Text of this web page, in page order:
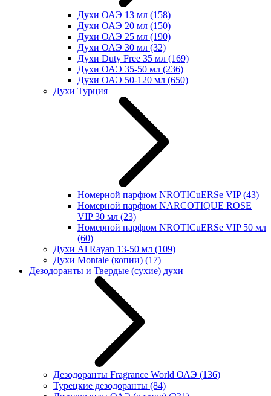
Духи ОАЭ 13 мл (158)
Духи ОАЭ 20 мл (150)
Духи ОАЭ 25 мл (190)
Духи ОАЭ 30 мл (32)
Духи Duty Free 35 мл (169)
Духи ОАЭ 35-50 мл (236)
Духи ОАЭ 50-120 мл (650)
Духи Турция
Номерной парфюм NROTICuERSe VIP(43)
Номерной парфюм NARCOTIQUE ROSE
VIP 30 мл (23)
Номерной парфюм NROTICuERSe VIP 50 мл
(60)
Духи Al Rayan 13-50 мл (109)
Духи Montale (копии) (17)
Дезодоранты и Твердые (сухие) духи
Дезодоранты Fragrance World ОАЭ (136)
Турецкие дезодоранты (84)